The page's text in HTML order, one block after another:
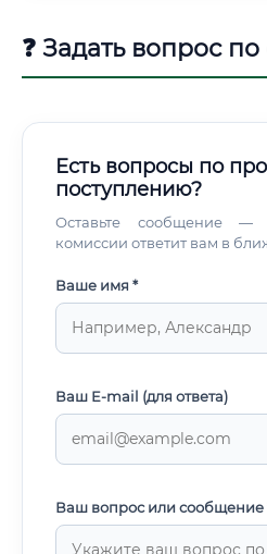
❓ Задать вопрос
Есть вопросы по
поступлению?
Оставьте сообщение —
комиссии ответит вам в
Ваше имя *
Ваш E-mail (для ответа)
Ваш вопрос или сообщение